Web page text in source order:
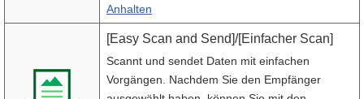
Anhalten
[Easy Scan and Send]/[Einfacher Scan]
Scannt und sendet Daten mit einfachen
Vorgängen. Nachdem Sie den Empfänger